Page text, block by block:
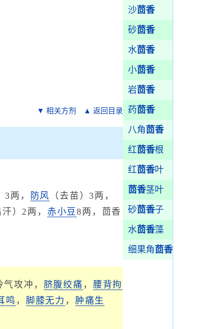
沙茴香
砂茴香
水茴香
小茴香
岩茴香
药茴香
八角 茴香
红茴香根
红茴香叶
茴香茎叶
砂茴香子
水茴香藻
细果角 茴香
▼ 相关方剂 ▲ 返回目录
3两， 防风
（去苗）3两，
）2两， 赤小豆8两，茴香
攻冲， 脐腹绞痛 ， 腰背拘
鸣 ， 脚膝无力 ， 肿痛生